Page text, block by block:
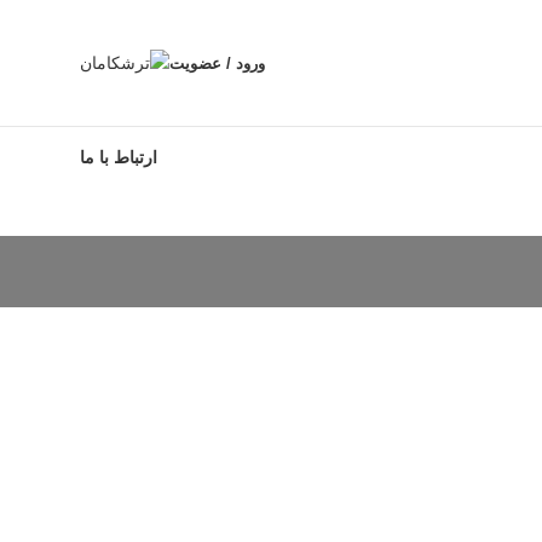
ورود / عضویت
ارتباط با ما